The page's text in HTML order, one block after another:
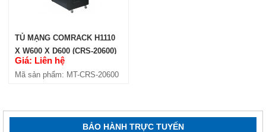
TỦ MẠNG COMRACK H1110
X W600 X D600 (CRS-20600)
Giá: Liên hệ
Mã sản phẩm: MT-CRS-20600
BẢO HÀNH TRỰC TUYẾN